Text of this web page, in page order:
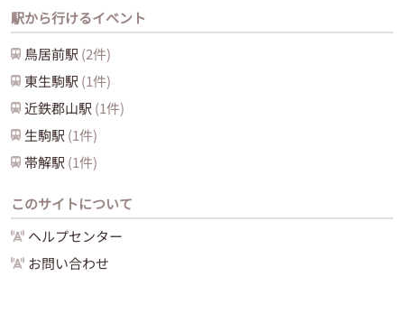
駅から行けるイベント
鳥居前駅 (2件)
東生駒駅 (1件)
近鉄郡山駅 (1件)
生駒駅 (1件)
帯解駅 (1件)
このサイトについて
ヘルプセンター
お問い合わせ